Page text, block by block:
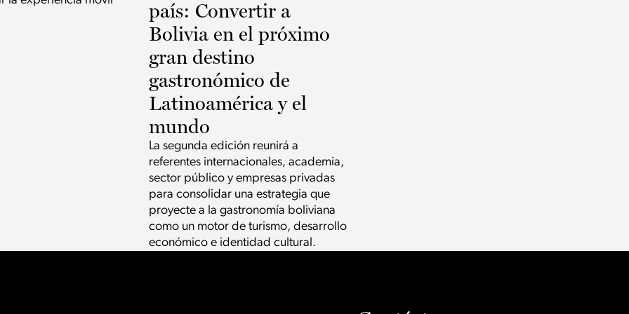
país: Convertir a
Bolivia en el próximo
gran destino
gastronómico de
Latinoamérica y el
mundo
La segunda edición reunirá a
referentes internacionales, academia,
sector público y empresas privadas
para consolidar una estrategia que
proyecte a la gastronomía boliviana
como un motor de turismo, desarrollo
económico e identidad cultural.